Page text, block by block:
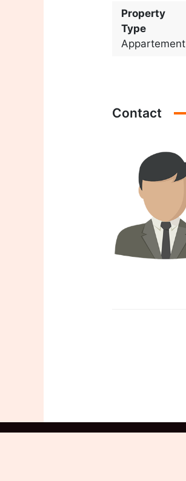
Property
Type
Appartement
Contact